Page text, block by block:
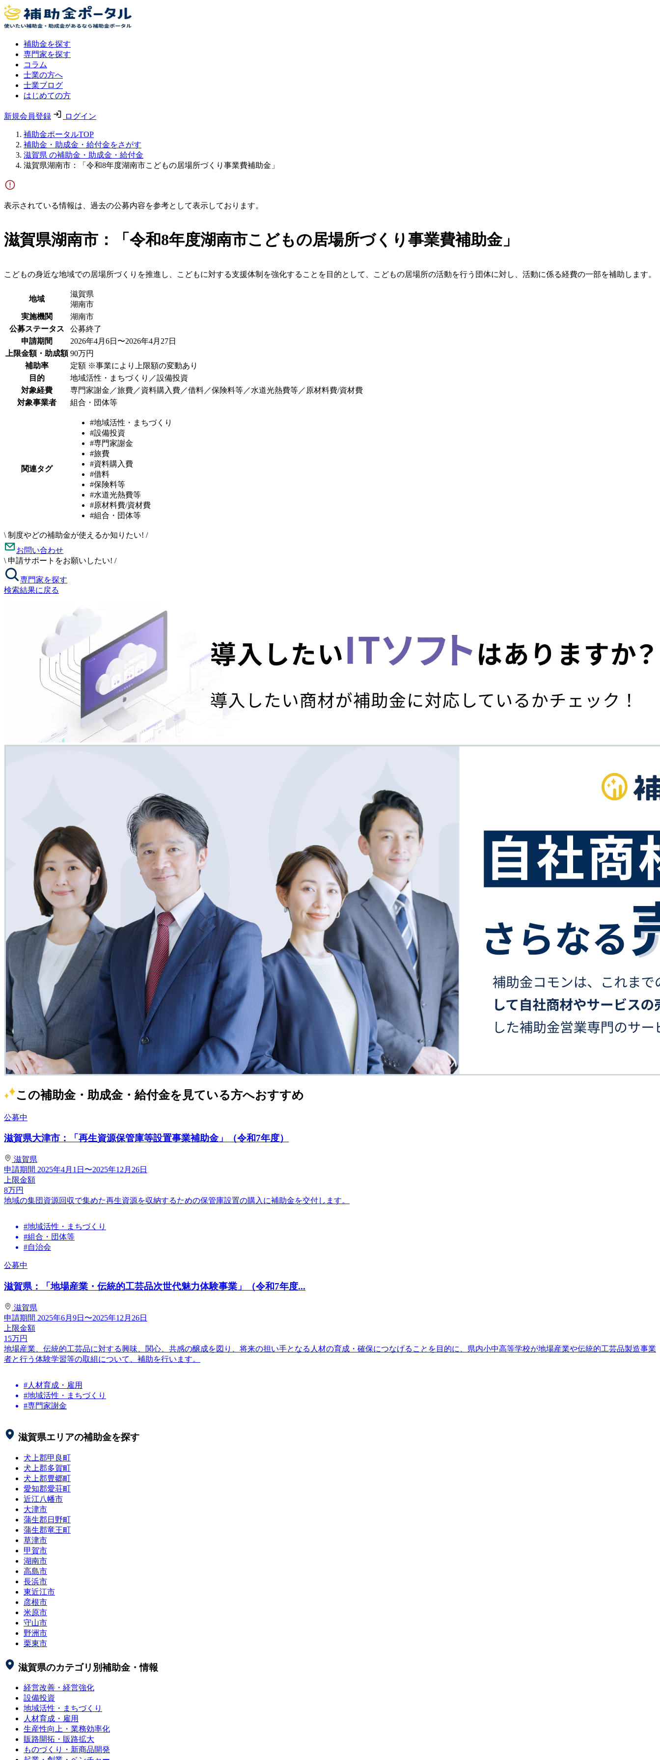
補助金を探す
専門家を探す
コラム
士業の方へ
士業ブログ
はじめての方
新規会員登録 ログイン
補助金ポータルTOP
補助金・助成金・給付金をさがす
滋賀県 の補助金・助成金・給付金
滋賀県湖南市：「令和8年度湖南市こどもの居場所づくり事業費補助金」
表示されている情報は、過去の公募内容を参考として表示しております。
滋賀県湖南市：「令和8年度湖南市こどもの居場所づくり事業費補助金」
こどもの身近な地域での居場所づくりを推進し、こどもに対する支援体制を強化することを目的として、こどもの居場所の活動を行う団体に対し、活動に係る経費の一部を補助します。
地域
滋賀県
湖南市
実施機関
湖南市
公募ステータス
公募終了
申請期間
2026年4月6日〜2026年4月27日
上限金額・助成額 90万円
補助率
定額 ※事業により上限額の変動あり
目的
地域活性・まちづくり／設備投資
対象経費
専門家謝金／旅費／資料購入費／借料／保険料等／水道光熱費等／原材料費/資材費
対象事業者
組合・団体等
関連タグ
#地域活性・まちづくり
#設備投資
#専門家謝金
#旅費
#資料購入費
#借料
#保険料等
#水道光熱費等
#原材料費/資材費
#組合・団体等
\ 制度やどの補助金が使えるか知りたい! /
お問い合わせ
\ 申請サポートをお願いしたい! /
専門家を探す
検索結果に戻る
この補助金・助成金・給付金を見ている方へおすすめ
公募中
滋賀県大津市：「再生資源保管庫等設置事業補助金」（令和7年度）
滋賀県
申請期間 2025年4月1日〜2025年12月26日
上限金額
8万円
地域の集団資源回収で集めた再生資源を収納するための保管庫設置の購入に補助金を交付します。
#地域活性・まちづくり
#組合・団体等
#自治会
公募中
滋賀県：「地場産業・伝統的工芸品次世代魅力体験事業」（令和7年度...
滋賀県
申請期間 2025年6月9日〜2025年12月26日
上限金額
15万円
地場産業、伝統的工芸品に対する興味、関心、共感の醸成を図り、将来の担い手となる人材の育成・確保につなげることを目的に、県内小中高等学校が地場産業や伝統的工芸品製造事業
者と行う体験学習等の取組について、補助を行います。
#人材育成・雇用
#地域活性・まちづくり
#専門家謝金
滋賀県エリアの補助金を探す
犬上郡甲良町
犬上郡多賀町
犬上郡豊郷町
愛知郡愛荘町
近江八幡市
大津市
蒲生郡日野町
蒲生郡竜王町
草津市
甲賀市
湖南市
高島市
長浜市
東近江市
彦根市
米原市
守山市
野洲市
栗東市
滋賀県のカテゴリ別補助金・情報
経営改善・経営強化
設備投資
地域活性・まちづくり
人材育成・雇用
生産性向上・業務効率化
販路開拓・販路拡大
ものづくり・新商品開発